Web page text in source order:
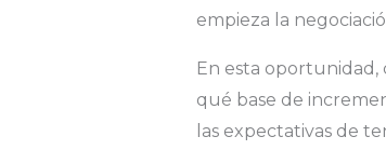
empieza la
En esta oportunidad,
qué base de
las expectativas de